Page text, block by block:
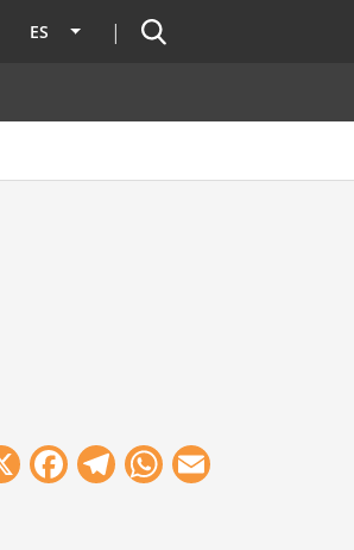
ES Lista adicional de acciones
Buscador
X Facebook
Telegram
WhatsApp